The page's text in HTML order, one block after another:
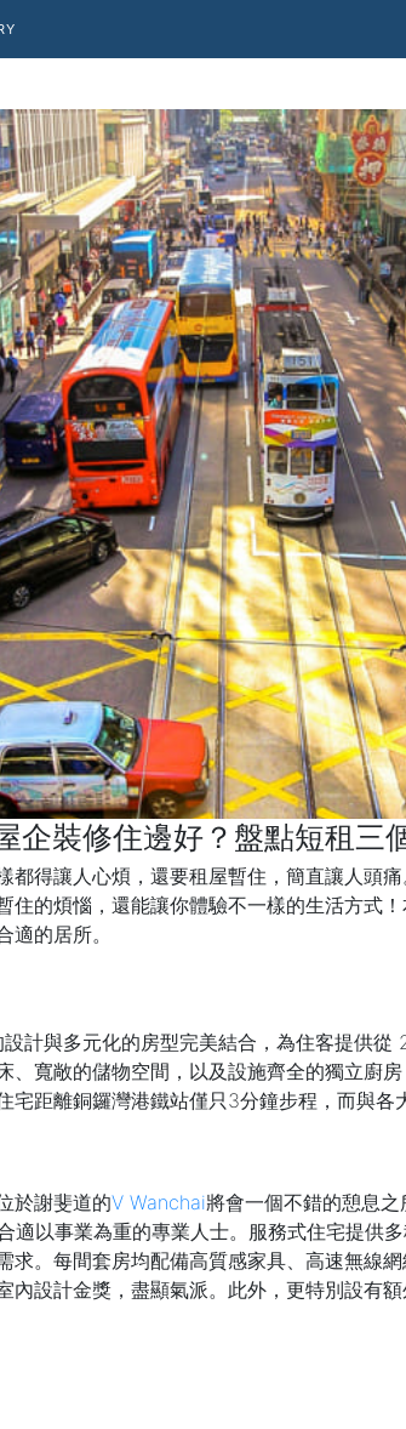
企裝修住邊好？盤點短租三
得讓人心煩，還要租屋暫住，簡直讓人頭
的煩惱，還能讓你體驗不一樣的生活方式
的居所。
計與多元化的房型完美結合，為住客提供
、寬敞的儲物空間，以及設施齊全的獨立廚
距離銅鑼灣港鐵站僅只3分鐘步程，而與
於謝斐道的V Wanchai將會一個不錯的憩息
適以事業為重的專業人士。服務式住宅提供
。每間套房均配備高質感家具、高速無線
設計金獎，盡顯氣派。此外，更特別設有